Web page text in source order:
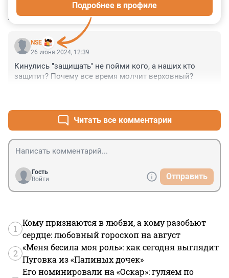
КОММЕНТАРИИ 7
NSE
Подробнее в профиле
26 июня 2024, 12:39
Кинулись "защищать" не пойми кого, а наших кто
защитит? Почему все время молчит верховный?
Читать все комментарии
Гость
Войти
Отправить
1
Кому признаются в любви, а кому разобьют
сердце: любовный гороскоп на август
2
«Меня бесила моя роль»: как сегодня выглядит
Пуговка из «Папиных дочек»
Его номинировали на «Оскар»: гуляем по